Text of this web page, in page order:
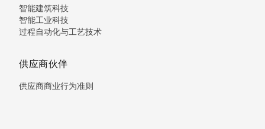
智能建筑科技
智能工业科技
过程自动化与工艺技术
供应商伙伴
供应商商业行为准则